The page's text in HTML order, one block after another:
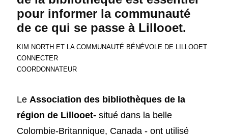
pour informer la communauté
de ce qui se passe à Lillooet.
KIM NORTH ET LA COMMUNAUTÉ BÉNÉVOLE DE LILLOOET
CONNECTER
COORDONNATEUR
Le Association des bibliothèques de la
région de Lillooet- situé dans la belle
Colombie-Britannique, Canada - ont utilisé